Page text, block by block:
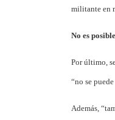
militante en
No es
Por último,
“no se
Además,